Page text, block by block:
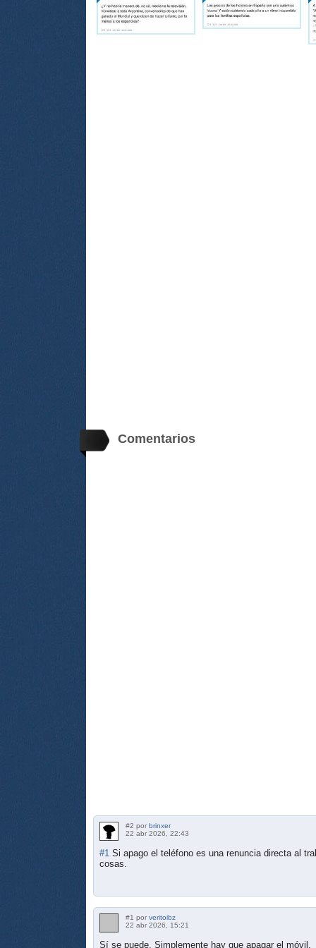
Comentarios
#2 por brinxer
22 abr 2026, 22:43
#1 Si apago el teléfono es una renuncia directa al
cosas.
#1 por veritoibz
22 abr 2026, 15:21
Sí se puede. Simplemente hay que apagar el móvil.